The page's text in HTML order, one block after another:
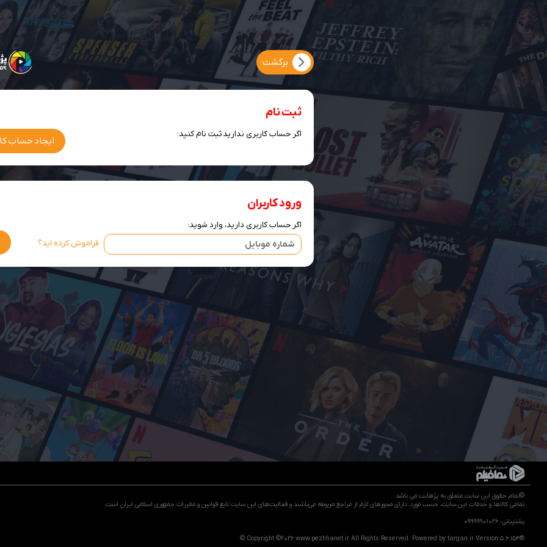
ثبت نام
اگر حساب کاربری ندارید ثبت نام کنید:
ایجاد حساب
ورود کاربران
اگر حساب کاربری دارید، وارد شوید:
فراموش کرده اید؟
©تمام حقوق این سایت متعلق به پژهانت می باشد.
تمامی كالاها و خدمات این سایت، حسب مورد، دارای مجوزهای لازم از مراجع مربوطه می‌باشند و فعالیت‌های این سایت تابع قوانین و مقررات جمهوری اسلامی ایران است.
پشتیبانی: 09999901026
© Copyright ©2026www.pezhhanet.ir All Rights Reserved. Powered bytargan.ir Version 5.6.154®